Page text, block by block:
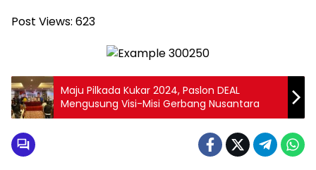
Post Views: 623
Maju Pilkada Kukar 2024, Paslon DEAL
Mengusung Visi-Misi Gerbang Nusantara